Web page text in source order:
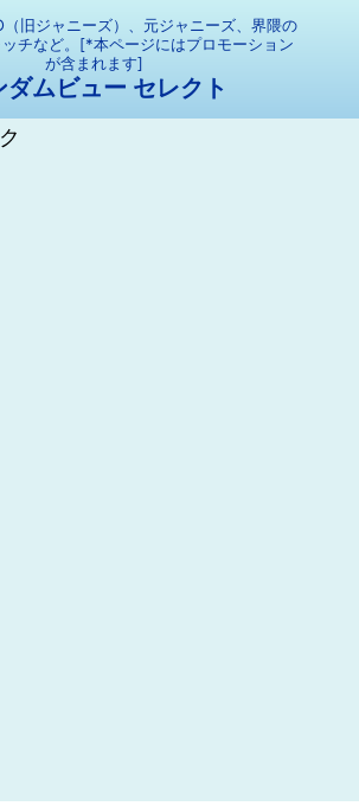
（旧ジャニーズ）、元ジャニーズ、界隈の
ッチなど。[*本ページにはプロモーション
が含まれます]
ダムビュー セレクト